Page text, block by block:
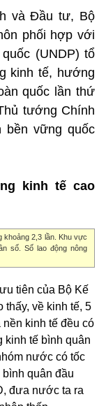
và Đầu tư, Bộ
phối hợp với
(UNDP) tổ
kinh tế, hướng
quốc lần thứ
tướng Chính
bền vững quốc
kinh tế cao
khoảng 2,3 lần. Khu vực
số. Số lao động nông
tiên của Bộ Kế
thấy, về kinh tế, 5
kinh tế đều có
kinh tế bình quân
nước có tốc
quân đầu
đưa nước ta ra